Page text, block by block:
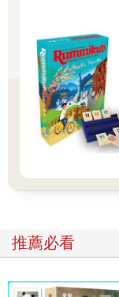
推薦必看